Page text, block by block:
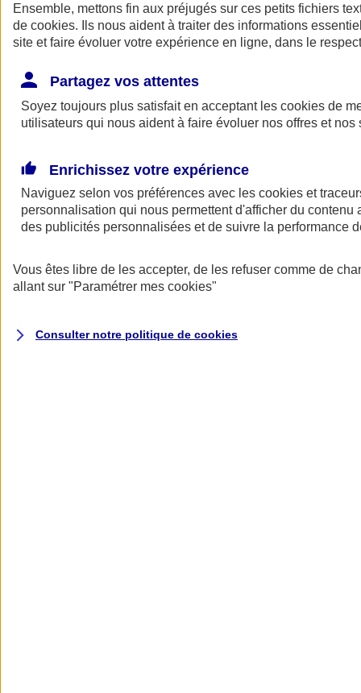
AXA Assurance
Ensemble, mettons fin aux préjugés sur ces petits fichiers
de cookies. Ils nous aident à traiter des informations
site et faire évoluer votre expérience en ligne, dans le
Partagez vos attentes
Soyez toujours plus satisfait en acceptant les cookies de
utilisateurs qui nous aident à faire évoluer nos offres et nos
Enrichissez votre expérience
Naviguez selon vos préférences avec les cookies et
personnalisation qui nous permettent d'afficher du contenu
des publicités personnalisées et de suivre la performance
Vous êtes libre de les accepter, de les refuser comme de
allant sur "Paramétrer mes cookies"
Consulter notre politique de cookies